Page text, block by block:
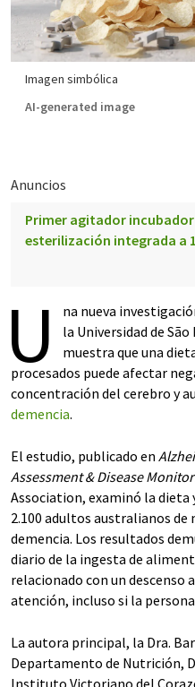
Imagen simbólica
AI-generated image
Anuncios
Primer agitador incubador
esterilización integrada a
U
na nueva
la Universidad de
muestra que una
procesados puede afectar
concentración del cerebro y
demencia.
El estudio, publicado en
Assessment & Disease
Association, examinó la dieta
2.100 adultos australianos de
demencia. Los resultados
diario de la ingesta de
relacionado con un descenso
atención, incluso si la
La autora principal, la Dra.
Departamento de Nutrición,
Instituto Victoriano del